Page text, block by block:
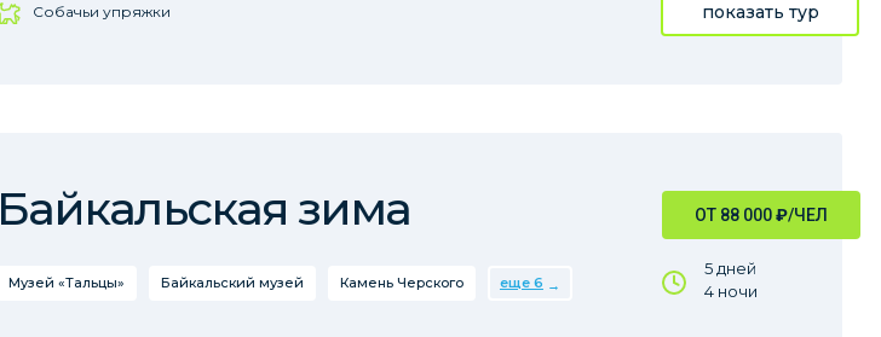
Собачьи упряжки показать тур
ОТ 88 000₽/ЧЕЛ
5 дней
4 ночи
Байкальская зима
Музей «Тальцы» Байкальский музей Камень Черского еще 6